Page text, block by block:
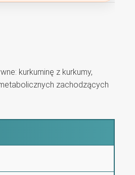
kurkuminę z kurkumy,
zachodzących